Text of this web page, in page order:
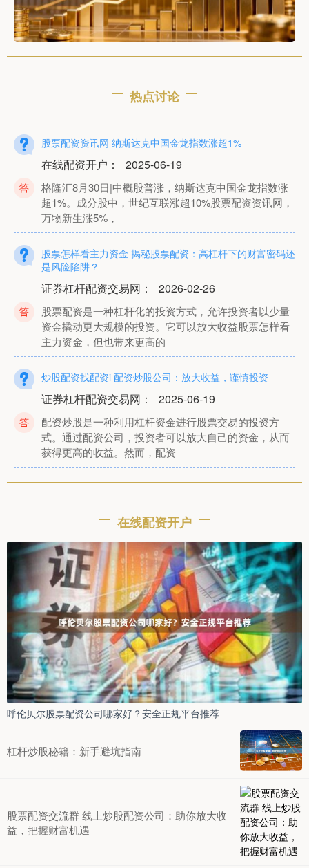
热点讨论
股票配资资讯网 纳斯达克中国金龙指数涨超1%
在线配资开户 ： 2025-06-19
格隆汇8月30日|中概股普涨，纳斯达克中国金龙指数涨
超1%。成分股中，世纪互联涨超10%股票配资资讯网，
万物新生涨5%，
股票怎样看主力资金 揭秘股票配资：高杠杆下的财富密码还
是风险陷阱？
证券杠杆配资交易网 ： 2026-02-26
股票配资是一种杠杆化的投资方式，允许投资者以少量
资金撬动更大规模的投资。它可以放大收益股票怎样看
主力资金，但也带来更高的
炒股配资找配资i 配资炒股公司：放大收益，谨慎投资
证券杠杆配资交易网 ： 2025-06-19
配资炒股是一种利用杠杆资金进行股票交易的投资方
式。通过配资公司，投资者可以放大自己的资金，从而
获得更高的收益。然而，配资
股票配资操作流程 邯郸股票配资：助力资金短缺投资者实现
在线配资开户： 2025-06-19
对于资金短缺的投资者来说，股票配资无疑是一条实现
财富梦想的捷径。邯郸股票配资平台凭借其专业、安
全、高效的服务，为投资者提
股票股票配资 宜昌股票配资：助您轻松撬动财富杠杆
证券杠杆配资交易网： 2025-06-19
在当今的资本市场中，股票配资已成为投资者撬动财富
杠杆的重要工具。宜昌股票配资平台凭借其专业性、安
全性，为投资者提供便捷高
在线配资开户
呼伦贝尔股票配资公司哪家好？安全正规平台推荐
杠杆炒股秘籍：新手避坑指南
股票配资交流群 线上炒股配资公司：助你放大收
益，把握财富机遇